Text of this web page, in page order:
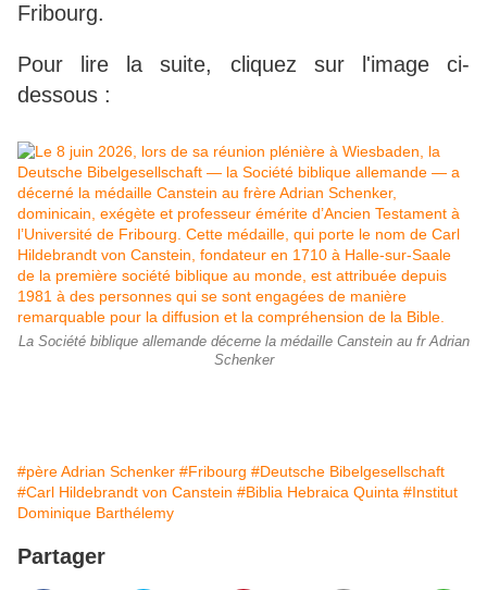
Fribourg.
Pour lire la suite, cliquez sur l'image ci-
dessous :
La Société biblique allemande décerne la médaille Canstein au fr Adrian
Schenker
#père Adrian Schenker #Fribourg #Deutsche Bibelgesellschaft
#Carl Hildebrandt von Canstein #Biblia Hebraica Quinta #Institut
Dominique Barthélemy
Partager